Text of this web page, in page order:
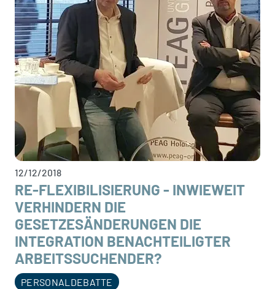
12/12/2018
RE-FLEXIBILISIERUNG - INWIEWEIT
VERHINDERN DIE
GESETZESÄNDERUNGEN DIE
INTEGRATION BENACHTEILIGTER
ARBEITSSUCHENDER?
PERSONALDEBATTE